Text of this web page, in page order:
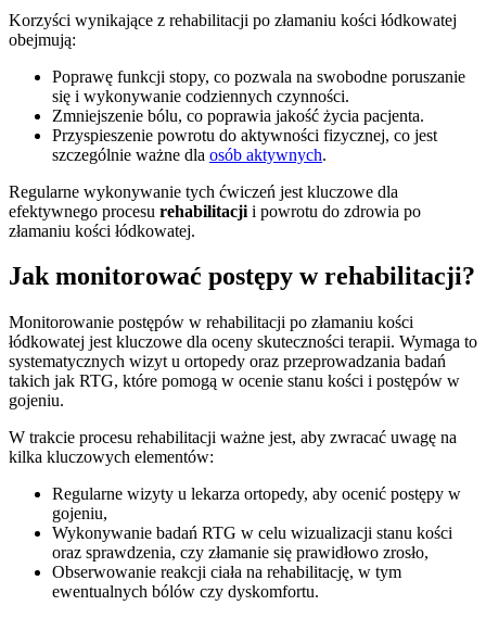
Korzyści wynikające z rehabilitacji po złamaniu kości łódkowatej
obejmują:
Poprawę funkcji stopy, co pozwala na swobodne poruszanie
się i wykonywanie codziennych czynności.
Zmniejszenie bólu, co poprawia jakość życia pacjenta.
Przyspieszenie powrotu do aktywności fizycznej, co jest
szczególnie ważne dla osób aktywnych.
Regularne wykonywanie tych ćwiczeń jest kluczowe dla
efektywnego procesu rehabilitacji i powrotu do zdrowia po
złamaniu kości łódkowatej.
Jak monitorować postępy w rehabilitacji?
Monitorowanie postępów w rehabilitacji po złamaniu kości
łódkowatej jest kluczowe dla oceny skuteczności terapii. Wymaga to
systematycznych wizyt u ortopedy oraz przeprowadzania badań
takich jak RTG, które pomogą w ocenie stanu kości i postępów w
gojeniu.
W trakcie procesu rehabilitacji ważne jest, aby zwracać uwagę na
kilka kluczowych elementów:
Regularne wizyty u lekarza ortopedy, aby ocenić postępy w
gojeniu,
Wykonywanie badań RTG w celu wizualizacji stanu kości
oraz sprawdzenia, czy złamanie się prawidłowo zrosło,
Obserwowanie reakcji ciała na rehabilitację, w tym
ewentualnych bólów czy dyskomfortu.